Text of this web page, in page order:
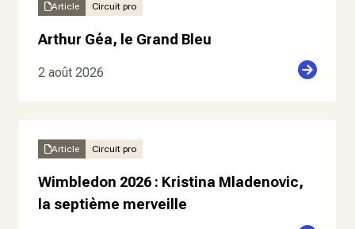
Article Circuit pro
Arthur Géa, le Grand Bleu
2 août 2026
Article Circuit pro
Wimbledon 2026 : Kristina Mladenovic,
la septième merveille